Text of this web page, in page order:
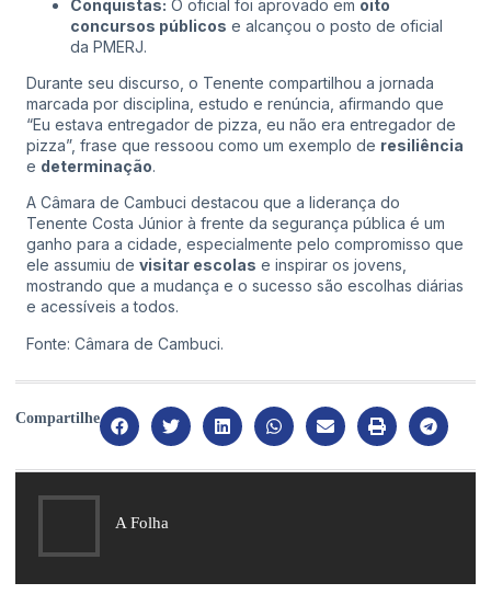
Conquistas: O oficial foi aprovado em oito
concursos públicos e alcançou o posto de oficial
da PMERJ.
Durante seu discurso, o Tenente compartilhou a jornada
marcada por disciplina, estudo e renúncia, afirmando que
“Eu estava entregador de pizza, eu não era entregador de
pizza”, frase que ressoou como um exemplo de resiliência
e determinação.
A Câmara de Cambuci destacou que a liderança do
Tenente Costa Júnior à frente da segurança pública é um
ganho para a cidade, especialmente pelo compromisso que
ele assumiu de visitar escolas e inspirar os jovens,
mostrando que a mudança e o sucesso são escolhas diárias
e acessíveis a todos.
Fonte: Câmara de Cambuci.
Compartilhe
A Folha